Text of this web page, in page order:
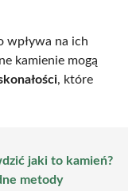
wpływa na ich
kamienie mogą
, które
jaki to kamień?
metody